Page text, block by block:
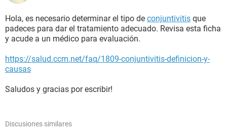
Hola, es necesario determinar el tipo de conjuntivitis que
padeces para dar el tratamiento adecuado. Revisa esta ficha
y acude a un médico para evaluación.
https://salud.ccm.net/faq/1809-conjuntivitis-definicion-y-
causas
Saludos y gracias por escribir!
Discusiones similares